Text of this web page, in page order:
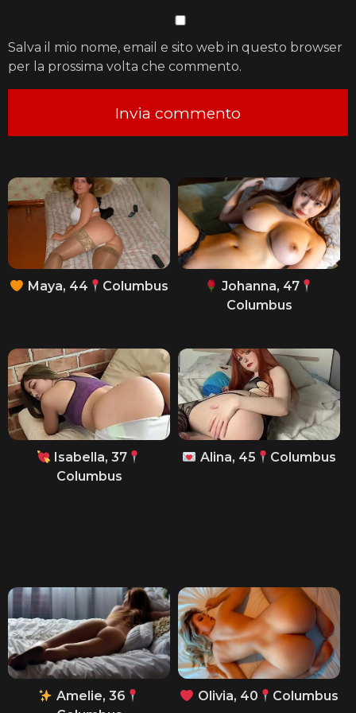
Salva il mio nome, email e sito web in questo browser
per la prossima volta che commento.
Maya, 44 Columbus
Johanna, 47
Columbus
Isabella, 37
Columbus
Alina, 45 Columbus
Amelie, 36
Olivia, 40 Columbus